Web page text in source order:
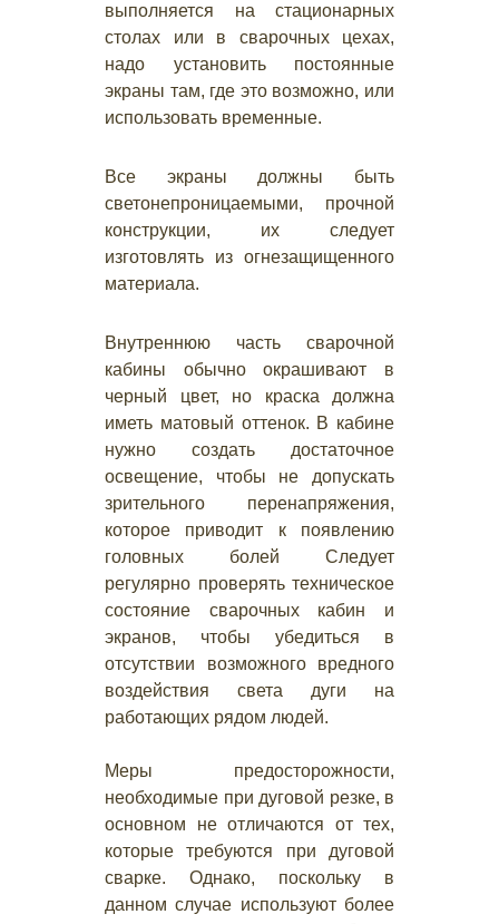
выполняется на стационарных
столах или в сварочных цехах,
надо установить постоянные
экраны там, где это возможно, или
использовать временные.
Все экраны должны быть
светонепроницаемыми, прочной
конструкции, их следует
изготовлять из огнезащищенного
материала.
Внутреннюю часть сварочной
кабины обычно окрашивают в
черный цвет, но краска должна
иметь матовый оттенок. В кабине
нужно создать достаточное
освещение, чтобы не допускать
зрительного перенапряжения,
которое приводит к появлению
головных болей Следует
регулярно проверять техническое
состояние сварочных кабин и
экранов, чтобы убедиться в
отсутствии возможного вредного
воздействия света дуги на
работающих рядом людей.
Меры предосторожности,
необходимые при дуговой резке, в
основном не отличаются от тех,
которые требуются при дуговой
сварке. Однако, поскольку в
данном случае используют более